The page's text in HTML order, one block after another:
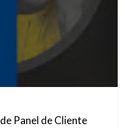
Panel de Cliente